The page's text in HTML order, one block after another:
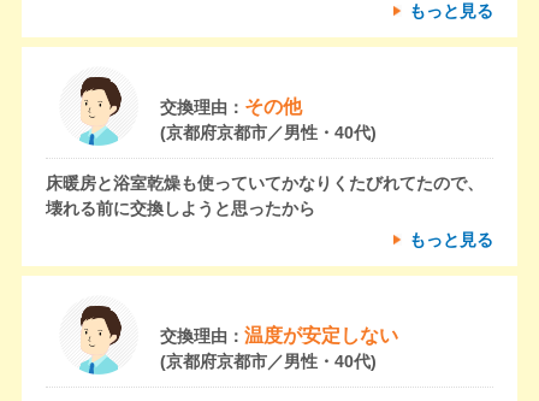
もっと見る
交換理由： その他
(京都府京都市／男性・40代)
床暖房と浴室乾燥も使っていてかなりくたびれてたので、
壊れる前に交換しようと思ったから
もっと見る
交換理由： 温度が安定しない
(京都府京都市／男性・40代)